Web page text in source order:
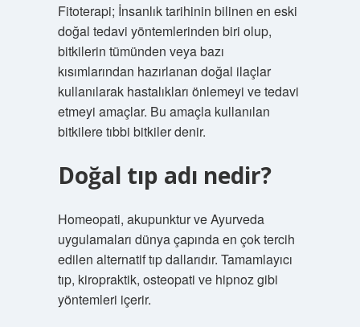
Fitoterapi; İnsanlık tarihinin bilinen en eski
doğal tedavi yöntemlerinden biri olup,
bitkilerin tümünden veya bazı
kısımlarından hazırlanan doğal ilaçlar
kullanılarak hastalıkları önlemeyi ve tedavi
etmeyi amaçlar. Bu amaçla kullanılan
bitkilere tıbbi bitkiler denir.
Doğal tıp adı nedir?
Homeopati, akupunktur ve Ayurveda
uygulamaları dünya çapında en çok tercih
edilen alternatif tıp dallarıdır. Tamamlayıcı
tıp, kiropraktik, osteopati ve hipnoz gibi
yöntemleri içerir.